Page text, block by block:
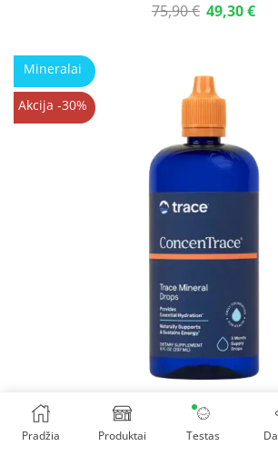
75,90€ 49,30€
Mineralai
Akcija -30%
Trace Minerals ConcenTrace skystas
Pradžia Produktai Testas